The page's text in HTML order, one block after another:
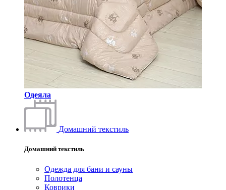
Одеяла
Домашний текстиль
Домашний текстиль
Одежда для бани и сауны
Полотенца
Коврики